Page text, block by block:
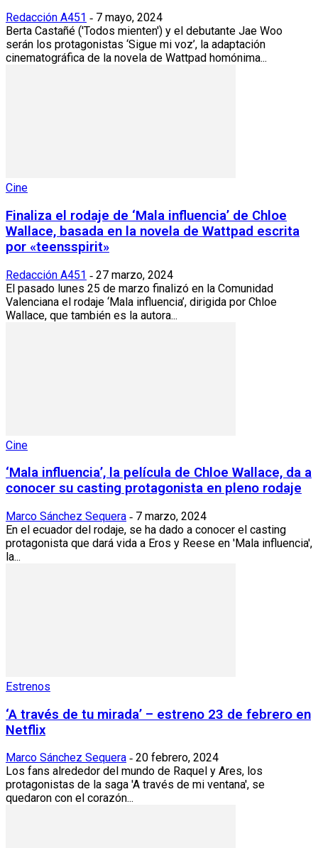
Redacción A451 - 7 mayo, 2024
Berta Castañé ('Todos mienten') y el debutante Jae Woo
serán los protagonistas ‘Sigue mi voz’, la adaptación
cinematográfica de la novela de Wattpad homónima...
Cine
Finaliza el rodaje de ‘Mala influencia’ de Chloe
Wallace, basada en la novela de Wattpad escrita
por «teensspirit»
Redacción A451 - 27 marzo, 2024
El pasado lunes 25 de marzo finalizó en la Comunidad
Valenciana el rodaje ‘Mala influencia’, dirigida por Chloe
Wallace, que también es la autora...
Cine
‘Mala influencia’, la película de Chloe Wallace, da a
conocer su casting protagonista en pleno rodaje
Marco Sánchez Sequera - 7 marzo, 2024
En el ecuador del rodaje, se ha dado a conocer el casting
protagonista que dará vida a Eros y Reese en 'Mala influencia',
la...
Estrenos
‘A través de tu mirada’ – estreno 23 de febrero en
Netflix
Marco Sánchez Sequera - 20 febrero, 2024
Los fans alrededor del mundo de Raquel y Ares, los
protagonistas de la saga 'A través de mi ventana', se
quedaron con el corazón...